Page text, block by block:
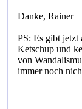
Danke, Rainer
PS: Es gibt jetzt
Ketschup und
von
immer noch